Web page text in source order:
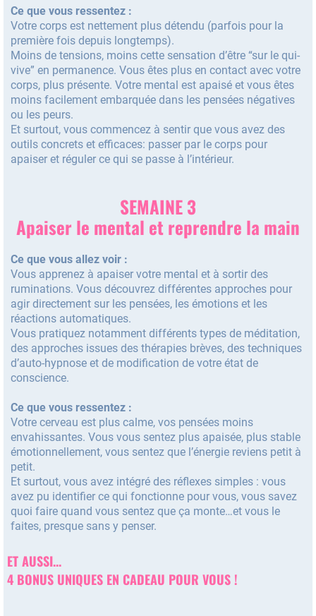
Ce que vous ressentez :
Votre corps est nettement plus détendu (parfois pour la
première fois depuis longtemps).
Moins de tensions, moins cette sensation d’être “sur le qui-
vive” en permanence. Vous êtes plus en contact avec votre
corps, plus présente. Votre mental est apaisé et vous êtes
moins facilement embarquée dans les pensées négatives
ou les peurs.
Et surtout, vous commencez à sentir que vous avez des
outils concrets et efficaces: passer par le corps pour
apaiser et réguler ce qui se passe à l’intérieur.
SEMAINE 3
Apaiser le mental et reprendre la main
Ce que vous allez voir :
Vous apprenez à apaiser votre mental et à sortir des
ruminations. Vous découvrez différentes approches pour
agir directement sur les pensées, les émotions et les
réactions automatiques.
Vous pratiquez notamment différents types de méditation,
des approches issues des thérapies brèves, des techniques
d’auto-hypnose et de modification de votre état de
conscience.
Ce que vous ressentez :
Votre cerveau est plus calme, vos pensées moins
envahissantes. Vous vous sentez plus apaisée, plus stable
émotionnellement, vous sentez que l’énergie reviens petit à
petit.
Et surtout, vous avez intégré des réflexes simples : vous
avez pu identifier ce qui fonctionne pour vous, vous savez
quoi faire quand vous sentez que ça monte…et vous le
faites, presque sans y penser.
ET AUSSI...
4 BONUS UNIQUES EN CADEAU POUR VOUS !